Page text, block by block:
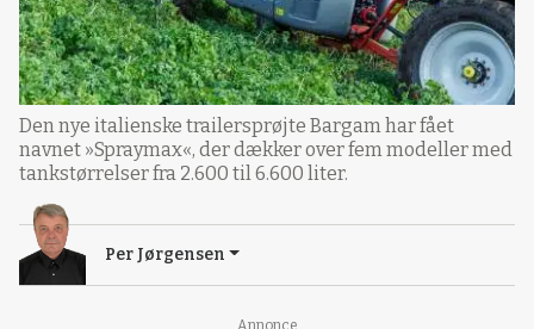
Annonce
Den nye italienske trailersprøjte Bargam har fået
navnet »Spraymax«, der dækker over fem modeller med
tankstørrelser fra 2.600 til 6.600 liter.
Per Jørgensen